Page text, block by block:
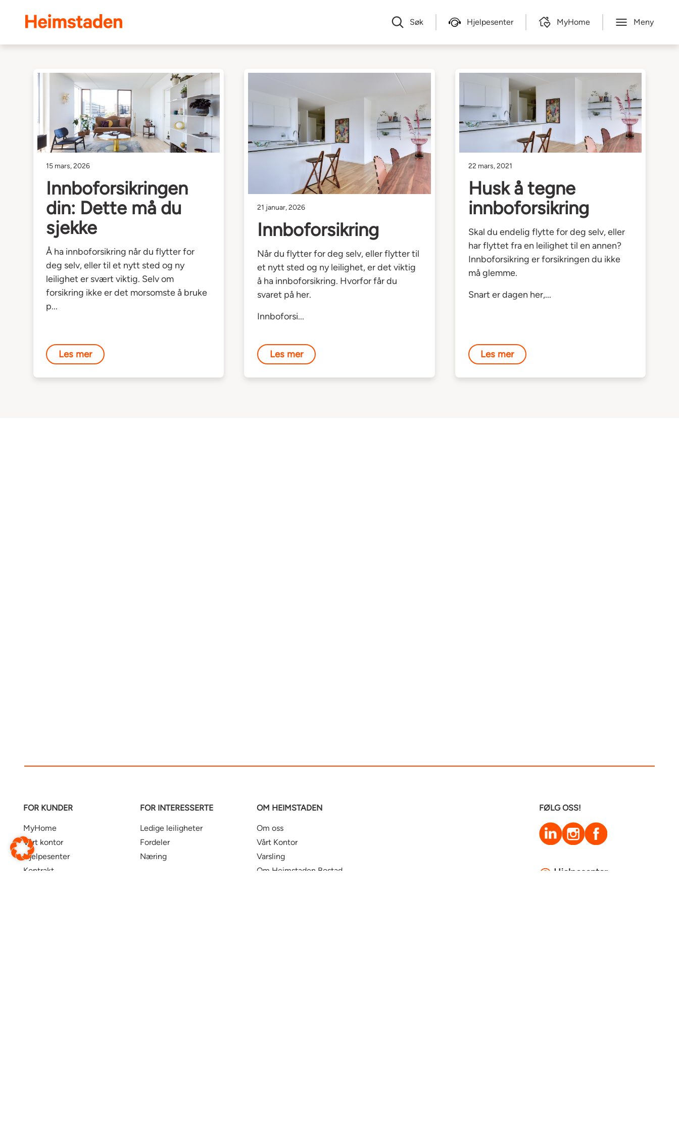
Heimstaden Søk Hjelpesenter MyHome Meny
15 mars, 2026
Innboforsikringen
din: Dette må du
sjekke
Å ha innboforsikring når du flytter for
deg selv, eller til et nytt sted og ny
leilighet er svært viktig. Selv om
forsikring ikke er det morsomste å bruke
p...
Les mer
21 januar, 2026
Innboforsikring
Når du flytter for deg selv, eller flytter til
et nytt sted og ny leilighet, er det viktig
å ha innboforsikring. Hvorfor får du
svaret på her.
Innboforsi...
Les mer
22 mars, 2021
Husk å tegne
innboforsikring
Skal du endelig flytte for deg selv, eller
har flyttet fra en leilighet til en annen?
Innboforsikring er forsikringen du ikke
må glemme.
Snart er dagen her,...
Les mer
FOR KUNDER
MyHome
Vårt kontor
Hjelpesenter
Kontrakt
FOR INTERESSERTE
Ledige leiligheter
Fordeler
Næring
OM HEIMSTADEN
Om oss
Vårt Kontor
Varsling
Om Heimstaden Bostad
FØLG OSS!
LinkedInInstagramFacebook
Hjelpesenter